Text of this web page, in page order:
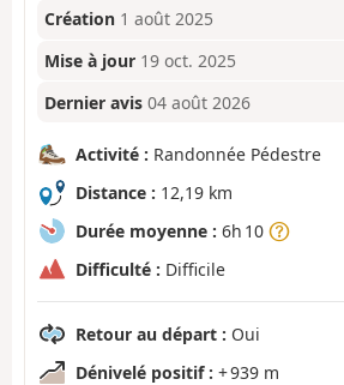
Création 1 août 2025
Mise à jour 19 oct. 2025
Dernier avis 04 août 2026
Activité : Randonnée Pédestre
Distance : 12,19 km
Durée moyenne : 6h 10
Difficulté : Difficile
Retour au départ : Oui
Dénivelé positif : + 939 m